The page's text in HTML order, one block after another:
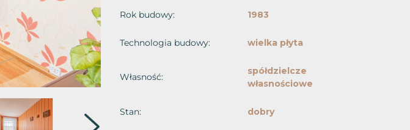
Rok budowy: 1983
Technologia budowy: wielka płyta
Własność:
spółdzielcze
własnościowe
Stan: dobry